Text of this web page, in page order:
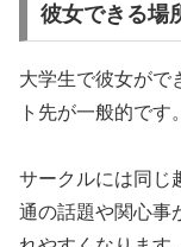
彼女できる場
大学生で彼女がで
ト先が一般的です。
サークルには同じ
通の話題や関心事